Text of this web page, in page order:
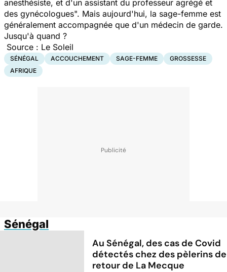
anesthésiste, et d'un assistant du professeur agrégé et
des gynécologues". Mais aujourd'hui, la sage-femme est
généralement accompagnée que d'un médecin de garde.
Jusqu'à quand ?
Source : Le Soleil
SÉNÉGAL ACCOUCHEMENT SAGE-FEMME
GROSSESSE
AFRIQUE
Sénégal
Au Sénégal, des cas de Covid
détectés chez des pèlerins de
retour de La Mecque